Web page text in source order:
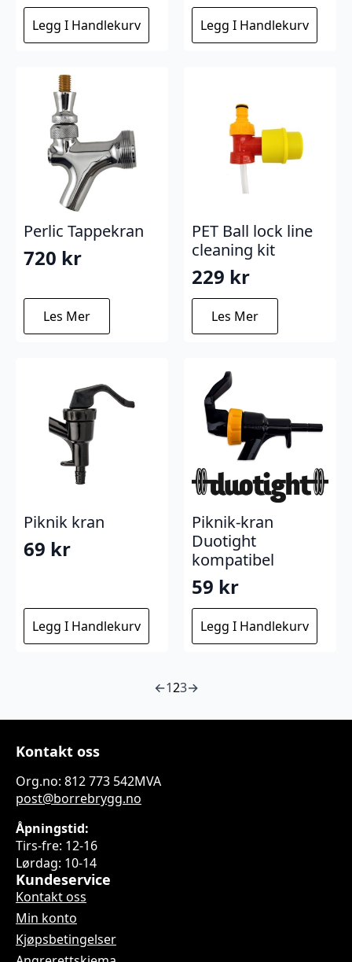
Legg I Handlekurv Legg I Handlekurv
Perlic Tappekran
720 kr
Les Mer
PET Ball lock line
cleaning kit
229 kr
Les Mer
Piknik kran
69 kr
Legg I Handlekurv
Piknik-kran
Duotight
kompatibel
59 kr
Legg I Handlekurv
←123→
Kontakt oss
Org.no: 812 773 542MVA
post@borrebrygg.no
Åpningstid:
Tirs-fre: 12-16
Lørdag: 10-14
Kundeservice
Kontakt oss
Min konto
Kjøpsbetingelser